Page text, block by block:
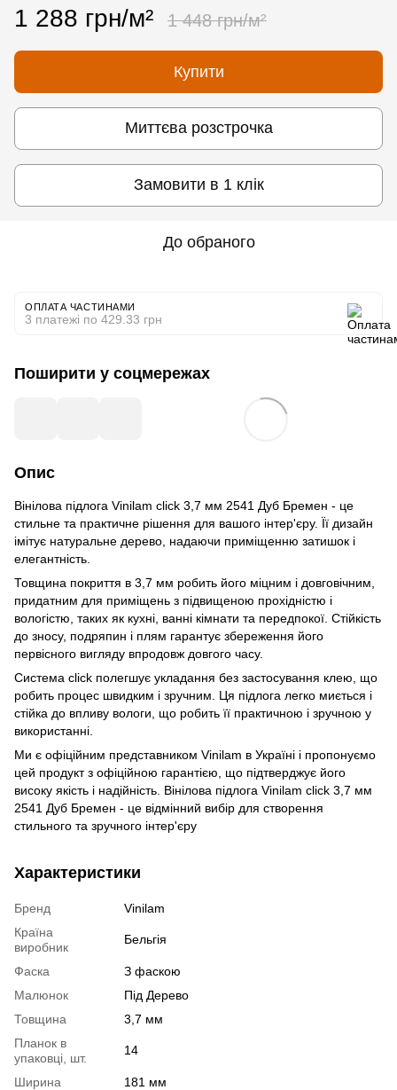
1 288 грн/м² 1 448 грн/м²
Купити
Миттєва розстрочка
Замовити в 1 клік
До обраного
ОПЛАТА ЧАСТИНАМИ
3 платежі по 429.33 грн
Поширити у соцмережах
Опис
Вінілова підлога Vinilam click 3,7 мм 2541 Дуб Бремен - це
стильне та практичне рішення для вашого інтер'єру. Її дизайн
імітує натуральне дерево, надаючи приміщенню затишок і
елегантність.
Товщина покриття в 3,7 мм робить його міцним і довговічним,
придатним для приміщень з підвищеною прохідністю і
вологістю, таких як кухні, ванні кімнати та передпокої. Стійкість
до зносу, подряпин і плям гарантує збереження його
первісного вигляду впродовж довгого часу.
Система click полегшує укладання без застосування клею, що
робить процес швидким і зручним. Ця підлога легко миється і
стійка до впливу вологи, що робить її практичною і зручною у
використанні.
Ми є офіційним представником Vinilam в Україні і пропонуємо
цей продукт з офіційною гарантією, що підтверджує його
високу якість і надійність. Вінілова підлога Vinilam click 3,7 мм
2541 Дуб Бремен - це відмінний вибір для створення
стильного та зручного інтер'єру
Характеристики
Бренд
Vinilam
Країна
виробник
Бельгія
Фаска
З фаскою
Малюнок
Під Дерево
Товщина
3,7 мм
Планок в
упаковці, шт.
14
Ширина
181 мм